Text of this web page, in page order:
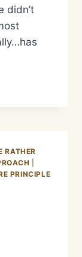
didn’t
RATHER
PRINCIPLE